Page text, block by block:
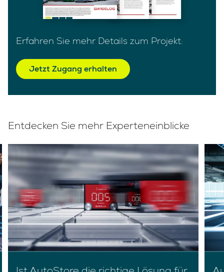
Erfahren Sie mehr Details zum Projekt:
Jetzt Zugang erhalten
Entdecken Sie mehr Experteneinblicke